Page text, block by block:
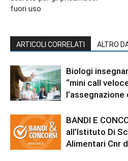
fuori uso
ARTICOLI CORRELATI ALTRO
Biologi
“mini call
BANDI E
all’Istituto Di
Alimentari Cnr